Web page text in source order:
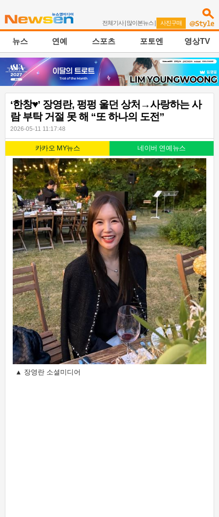
전체기사| 많이본뉴스 | 사진구매
뉴스 연예 스포츠 포토엔 영상TV
‘한창♥’ 장영란, 펑펑 울던 상처→사랑하는 사
람 부탁 거절 못 해 “또 하나의 도전”
2026-05-11 11:17:48
카카오 MY뉴스 네이버 연예뉴스
▲ 장영란 소셜미디어